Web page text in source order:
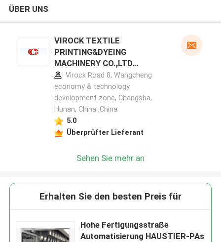
ÜBER UNS
VIROCK TEXTILE
PRINTING&DYEING
MACHINERY CO.,LTD
Herstellerprofil
Virock Road 8, Wangcheng
economy & technology
development zone, Changsha,
Hunan, China ,China
5.0
Überprüfter Lieferant
Sehen Sie mehr an
Erhalten Sie den besten Preis für
Hohe Fertigungsstraße
Automatisierung HAUSTIER-PAs